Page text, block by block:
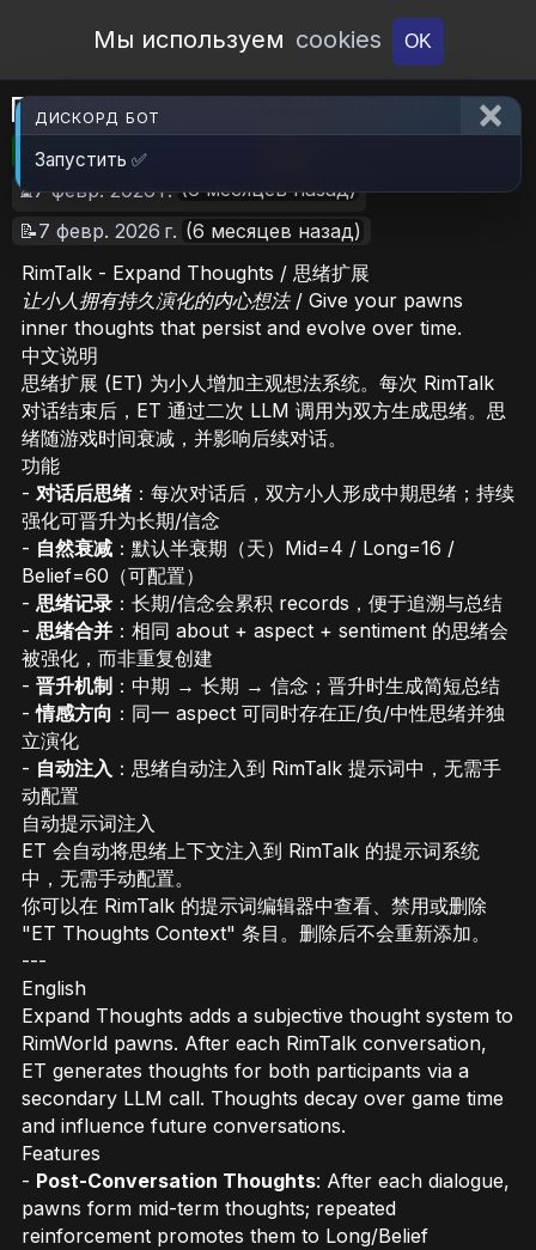
Open Workshop
Мы используем cookies OK
RimTalk - Expand Thoughts
🎮RimWorld 📦843.9 KB
⏳7 февр. 2026 г. (6 месяцев назад)
📝7 февр. 2026 г. (6 месяцев назад)
RimTalk - Expand Thoughts / 思绪扩展
让小人拥有持久演化的内心想法 / Give your pawns
inner thoughts that persist and evolve over time.
中文说明
思绪扩展 (ET) 为小人增加主观想法系统。每次 RimTalk
对话结束后，ET 通过二次 LLM 调用为双方生成思绪。思
绪随游戏时间衰减，并影响后续对话。
功能
- 对话后思绪 ：每次对话后，双方小人形成中期思绪；持续
强化可晋升为长期/信念
- 自然衰减 ：默认半衰期（天）Mid=4 / Long=16 /
Belief=60（可配置）
- 思绪记录 ：长期/信念会累积 records，便于追溯与总结
- 思绪合并 ：相同 about + aspect + sentiment 的思绪会
被强化，而非重复创建
- 晋升机制 ：中期 → 长期 → 信念；晋升时生成简短总结
-情感方向 ：同一 aspect 可同时存在正/负/中性思绪并独
立演化
- 自动注入 ：思绪自动注入到 RimTalk 提示词中，无需手
动配置
自动提示词注入
ET 会自动将思绪上下文注入到 RimTalk 的提示词系统
中，无需手动配置。
你可以在 RimTalk 的提示词编辑器中查看、禁用或删除
"ET Thoughts Context" 条目。删除后不会重新添加。
---
English
Expand Thoughts adds a subjective thought system to
RimWorld pawns. After each RimTalk conversation,
ET generates thoughts for both participants via a
secondary LLM call. Thoughts decay over game time
and influence future conversations.
Features
- Post-Conversation Thoughts: After each dialogue,
pawns form mid-term thoughts; repeated
reinforcement promotes them to Long/Belief
ДИСКОРД БОТ
Запустить ✅